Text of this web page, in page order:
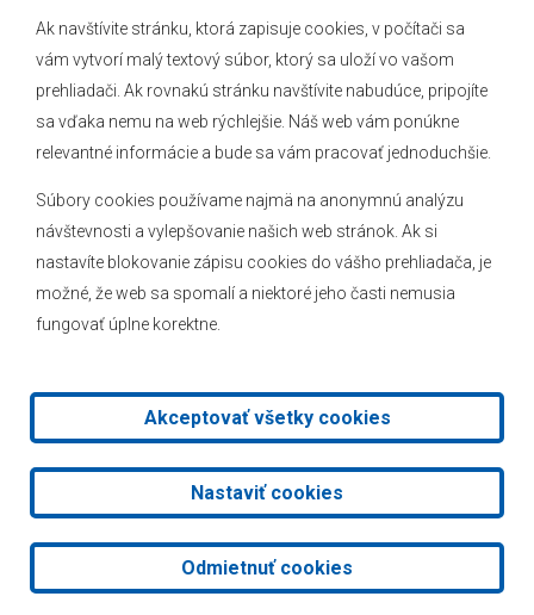
Ak navštívite stránku, ktorá zapisuje cookies, v počítači sa
vám vytvorí malý textový súbor, ktorý sa uloží vo vašom
prehliadači. Ak rovnakú stránku navštívite nabudúce, pripojíte
sa vďaka nemu na web rýchlejšie. Náš web vám ponúkne
relevantné informácie a bude sa vám pracovať jednoduchšie.
Súbory cookies používame najmä na anonymnú analýzu
návštevnosti a vylepšovanie našich web stránok. Ak si
nastavíte blokovanie zápisu cookies do vášho prehliadača, je
možné, že web sa spomalí a niektoré jeho časti nemusia
fungovať úplne korektne.
Akceptovať všetky cookies
Nastaviť cookies
Odmietnuť cookies
O obci
Hlásenia obecného rozhlasu
Kontakt
Mapa stránok
2026 © Obec Veľké Leváre|Tvorba web stránok
AlejTech, spol. s r.o.